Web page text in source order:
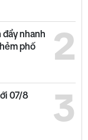
2
đẩy nhanh
phố
3
07/8